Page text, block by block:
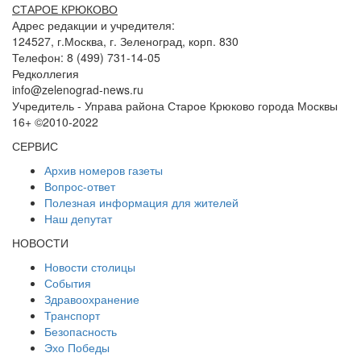
СТАРОЕ КРЮКОВО
Адрес редакции и учредителя:
124527, г.Москва, г. Зеленоград, корп. 830
Телефон: 8 (499) 731-14-05
Редколлегия
info@zelenograd-news.ru
Учредитель - Управа района Старое Крюково города Москвы
16+ ©2010-2022
СЕРВИС
Архив номеров газеты
Вопрос-ответ
Полезная информация для жителей
Наш депутат
НОВОСТИ
Новости столицы
События
Здравоохранение
Транспорт
Безопасность
Эхо Победы